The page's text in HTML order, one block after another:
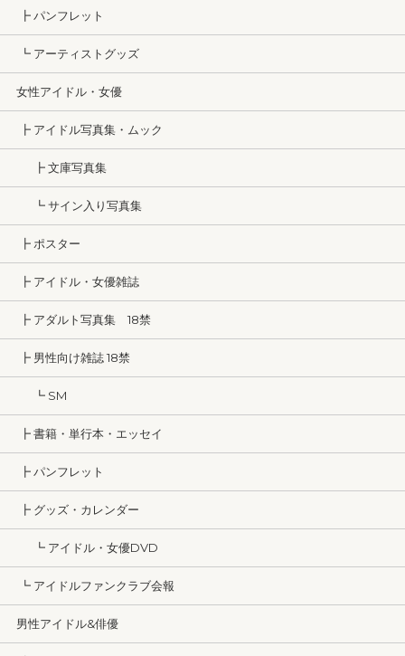
┣ パンフレット
┗ アーティストグッズ
女性アイドル・女優
┣ アイドル写真集・ムック
┣ 文庫写真集
┗ サイン入り写真集
┣ ポスター
┣ アイドル・女優雑誌
┣ アダルト写真集 18禁
┣ 男性向け雑誌 18禁
┗ SM
┣ 書籍・単行本・エッセイ
┣ パンフレット
┣ グッズ・カレンダー
┗ アイドル・女優DVD
┗ アイドルファンクラブ会報
男性アイドル&俳優